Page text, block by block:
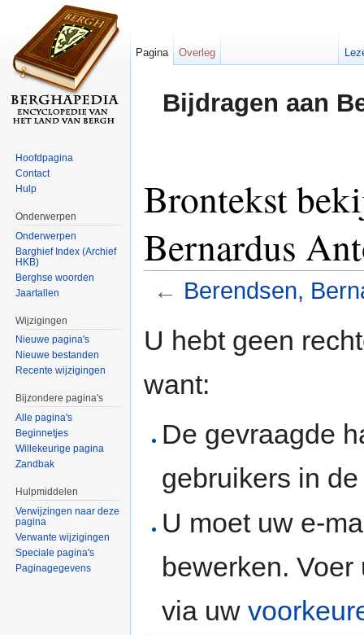
Bijdragen aan
Brontekst
Bernardus
← Berendsen,
U hebt geen
want:
De gevraagde
gebruikers in
U moet uw e-
bewerken.
via uw
Pagina Overleg
Hoofdpagina
Contact
Hulp
Onderwerpen
Onderwerpen
Barghief Index (Archief
HKB)
Berghse woorden
Jaartallen
Wijzigingen
Nieuwe pagina's
Nieuwe bestanden
Recente wijzigingen
Bijzondere pagina's
Alle pagina's
Beginnetjes
Willekeurige pagina
Zandbak
Hulpmiddelen
Verwijzingen naar deze
pagina
Verwante wijzigingen
Speciale pagina's
Paginagegevens